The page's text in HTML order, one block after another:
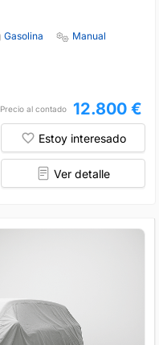
Gasolina
Manual
Precio al contado 12.800 €
Estoy interesado
Ver detalle